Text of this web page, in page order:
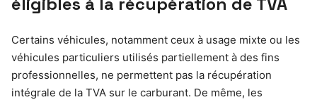
Certains véhicules, notamment ceux à usage mixte ou les
véhicules particuliers utilisés partiellement à des fins
professionnelles, ne permettent pas la récupération
intégrale de la TVA sur le carburant. De même, les